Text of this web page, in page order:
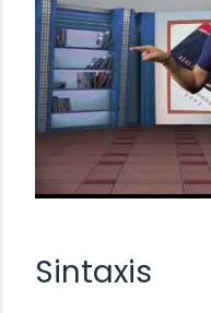
Sintaxis